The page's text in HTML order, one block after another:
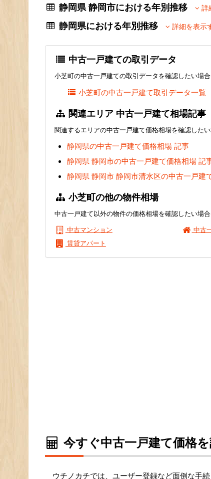
静岡県 静岡市における年別推移 詳
静岡県における年別推移 詳細を表示
中古一戸建ての取引データ
小芝町の中古一戸建ての取引データを確認したい場
小芝町の中古一戸建て取引データ一覧
関連エリア 中古一戸建て相場記事
関連するエリアの中古一戸建て価格相場を確認した
静岡県の中古一戸建て価格相場 記事
静岡県 静岡市の中古一戸建て価格相場 記
静岡県 静岡市 静岡市清水区の中古一戸建
小芝町の他の物件相場
中古一戸建て以外の物件の価格相場を確認したい場
中古マンション
中古
賃貸アパート
今すぐ中古一戸建て価格
ウチノカチでは、ユーザー登録など面倒な手